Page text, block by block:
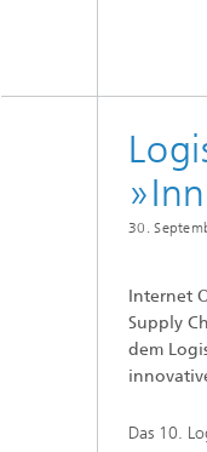
30.
Internet
Supply
dem
Das 10.